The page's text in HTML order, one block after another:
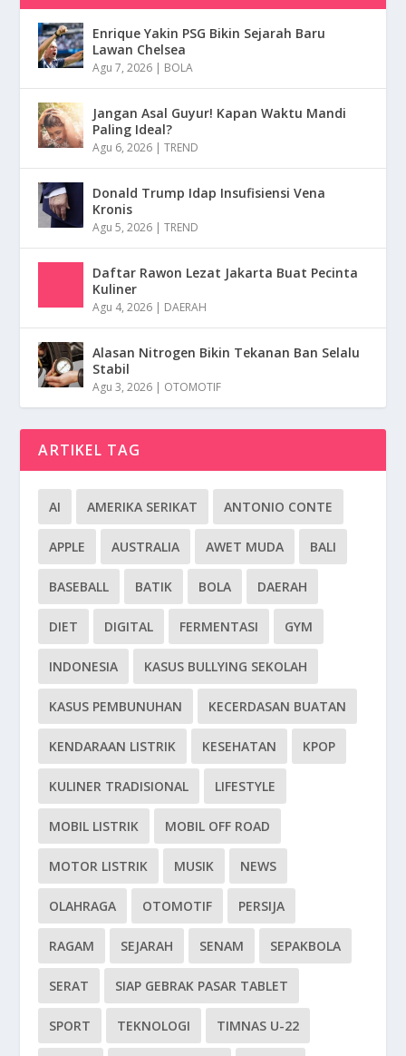
Enrique Yakin PSG Bikin Sejarah Baru
Lawan Chelsea
Agu 7, 2026 | BOLA
Jangan Asal Guyur! Kapan Waktu Mandi
Paling Ideal?
Agu 6, 2026 |TREND
Donald Trump Idap Insufisiensi Vena
Kronis
Agu 5, 2026 |TREND
Daftar Rawon Lezat Jakarta Buat Pecinta
Kuliner
Agu 4, 2026 | DAERAH
Alasan Nitrogen Bikin Tekanan Ban Selalu
Stabil
Agu 3, 2026 | OTOMOTIF
ARTIKEL TAG
AI AMERIKA SERIKAT ANTONIO CONTE
APPLE AUSTRALIA AWET MUDA BALI
BASEBALL BATIK BOLA DAERAH
DIET DIGITAL FERMENTASI GYM
INDONESIA KASUS BULLYING SEKOLAH
KASUS PEMBUNUHAN KECERDASAN BUATAN
KENDARAAN LISTRIK KESEHATAN KPOP
KULINER TRADISIONAL LIFESTYLE
MOBIL LISTRIK MOBIL OFF ROAD
MOTOR LISTRIK MUSIK NEWS
OLAHRAGA OTOMOTIF PERSIJA
RAGAM SEJARAH SENAM SEPAKBOLA
SERAT SIAP GEBRAK PASAR TABLET
SPORT TEKNOLOGI TIMNAS U-22